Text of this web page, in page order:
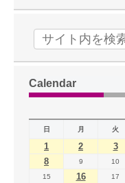
Calendar
日 月 火
1 2 3
8 9 10
15
16 17